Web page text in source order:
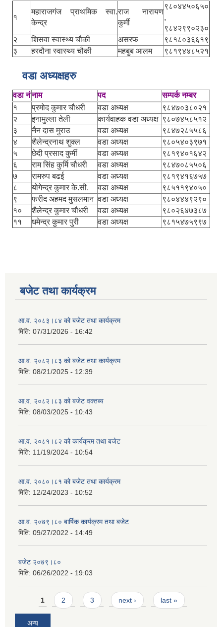
१
महाराजगंज प्राथमिक स्वा.
केन्द्र
राज नारायण
कुर्मी
९८०४४५०६५०
,
९८४२९९०२३०
२
शिसवा स्वास्थ्य चौकी असरफ
९८१८०३६६१९
३
हरदौना स्वास्थ्य चौकी महबुब आलम ९८१९४४८५२१
वडा अध्यक्षहरु
वडा नंनाम पद
सम्पर्क नम्बर
१
प्रमोद कुमार चौधरी वडा अध्यक्ष
९८४७०३८०२१
२
इनामुल्ला तेली कार्यवाहक वडा अध्यक्ष ९८०७४५८५१२
३
नैन दास मुराउ वडा अध्यक्ष
९८४७२८५५८६
४
शैलेन्द्रनाथ शुक्ल वडा अध्यक्ष
९८०५४०३९७१
५
छेदी प्रसाद कुर्मी वडा अध्यक्ष
९८१९४०१६४२
६
राम सिंह कुर्मि चौधरी वडा अध्यक्ष
९८४७०८५५०६
७
रामरुप बढई वडा अध्यक्ष
९८१९४१६७५७
८
योगेन्द्र कुमार के.सी. वडा अध्यक्ष
९८५११९४०५०
९
फरीद अहमद मुसलमान वडा अध्यक्ष
९८०४४४९२९०
१०
शैलेन्द्र कुमार चौधरी वडा अध्यक्ष
९८०२६४७३८७
११
धमेन्द्र कुमार पुरी वडा अध्यक्ष ९८१५४७५९९७
बजेट तथा कार्यक्रम
आ.व. २०८३।८४ को बजेट तथा कार्यक्रम
मिति: 07/31/2026 - 16:42
आ.व. २०८२।८३ को बजेट तथा कार्यक्रम
मिति: 08/21/2025 - 12:39
आ.व. २०८२।८३ को बजेट वक्तब्य
मिति: 08/03/2025 - 10:43
आ.व. २०८१।८२ को कार्यक्रम तथा बजेट
मिति: 11/19/2024 - 10:54
आ.व. २०८०।८१ को बजेट तथा कार्यक्रम
मिति: 12/24/2023 - 10:52
आ.व. २०७९।८० बार्षिक कार्यक्रम तथा बजेट
मिति: 09/27/2022 - 14:49
बजेट २०७९।८०
मिति: 06/26/2022 - 19:03
Pages
1 2 3 next › last »
अन्य